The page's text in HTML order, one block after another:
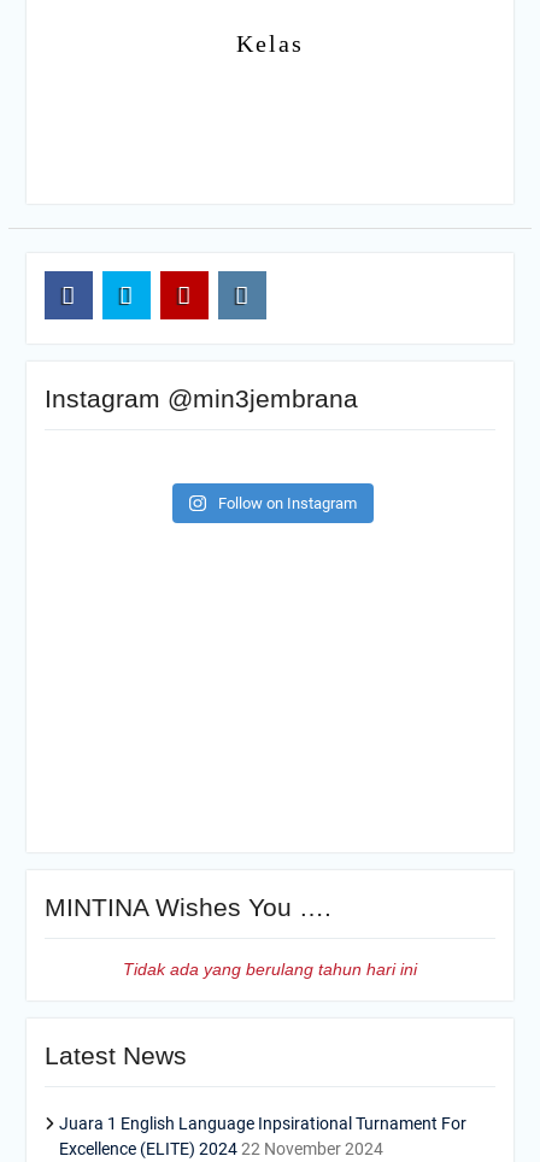
Kelas
Instagram @min3jembrana
Follow on Instagram
MINTINA Wishes You ….
Tidak ada yang berulang tahun hari ini
Latest News
Juara 1 English Language Inpsirational Turnament For
Excellence (ELITE) 2024 22 November 2024